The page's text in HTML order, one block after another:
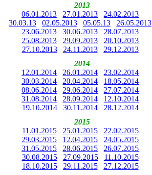
2013
06.01.2013
27.01.2013
24.02.2013
30.03.13
02.05.2013 05.05.13
26.05.2013
23.06.2013
30.06.2013
28.07.2013
25.08.2013
29.09.2013
20.10.2013
27.10.2013
24.11.2013
29.12.2013
2014
12.01.2014
26.01.2014
23.02.2014
30.03.2014
20.04.2014
18.05.2014
08.06.2014
29.06.2014
27.07.2014
31.08.2014
28.09.2014
12.10.2014
19.10.2014
30.11.2014
28.12.2014
2015
11.01.2015
25.01.2015
22.02.2015
29.03.2015
12.04.2015
24.05.2015
31.05.2015
28.06.2015
26.07.2015
30.08.2015
27.09.2015
11.10.2015
18.10.2015
29.11.2015
27.12.2015